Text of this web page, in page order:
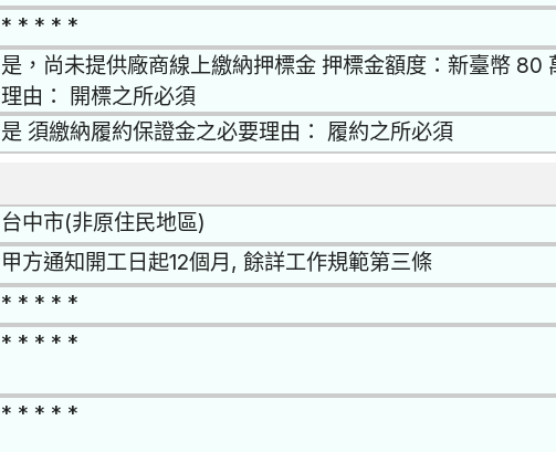
* * * * *
是，尚未提供廠商線上繳納押標金 押標金額度：新臺幣 80
理由： 開標之所必須
是 須繳納履約保證金之必要理由： 履約之所必須
台中市(非原住民地區)
甲方通知開工日起12個月, 餘詳工作規範第三條
* * * * *
* * * * *
* * * * *